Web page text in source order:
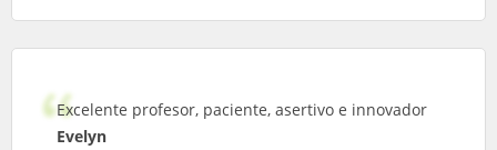
Excelente profesor, paciente, asertivo e innovador
Evelyn